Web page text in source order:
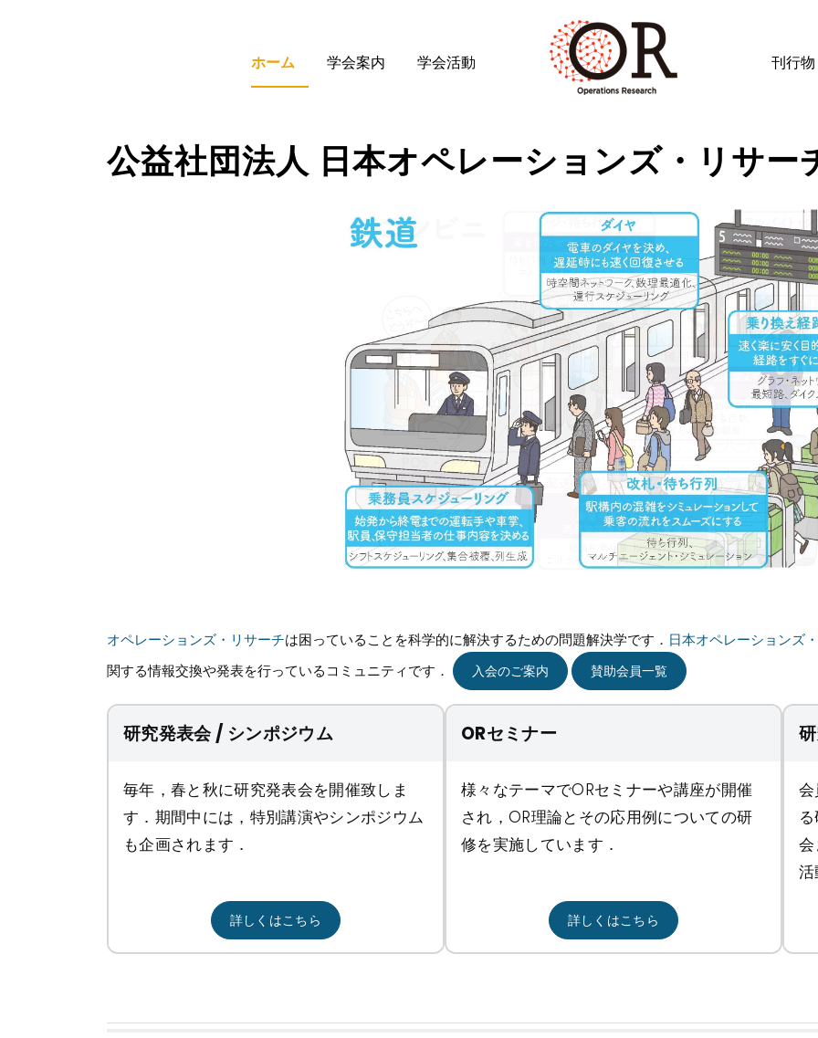
ホーム 学会案内 学会活動 刊行物
公益社団法人 日本オペレーションズ・リサー
オペレーションズ・リサーチは困っていることを科学的に解決するための問題解決学です． 日本オペレーションズ
関する情報交換や発表を行っているコミュニティです．
入会のご案内 賛助会員一覧
研究発表会 / シンポジウム
毎年，春と秋に研究発表会を開催致しま
す．期間中には，特別講演やシンポジウム
も企画されます．
詳しくはこちら
ORセミナー
様々なテーマでORセミナーや講座が開催
され，OR理論とその応用例についての研
修を実施しています．
詳しくはこちら
活